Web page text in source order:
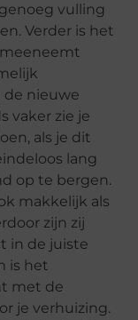
vulling
Verder is het
de nieuwe
vaker zie je
als je dit
lang
op te bergen.
makkelijk als
zijn zij
in de juiste
is het
met de
je verhuizing.